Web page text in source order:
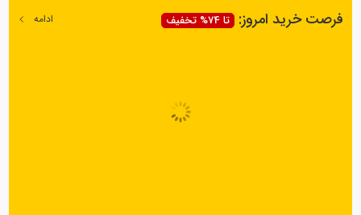
فرصت خرید امروز: تا 74% تخفیف ادامه